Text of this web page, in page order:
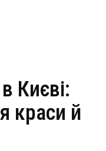
Києві:
краси й